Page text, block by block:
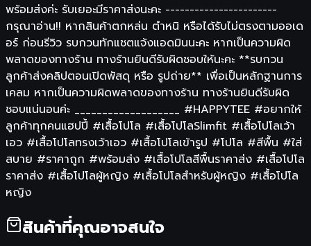
พร้อมส่งค่ะ รับเยอะมีราคาส่งนะคะ -----------------------
กรุณาอ่าน!! หากสินค้าตกหล่น ตำหนิ หรือได้รับไม่ตรงตามออเด
อร์ ก่อนรีวิว รบกวนทักแชตแจ้งแอดมินนะคะ หากเป็นความผิด
พลาดของทางร้าน ทางร้านยินดีรับผิดชอบให้นะคะ **รบกวน
ลูกค้าส่งคลิปตอนเปิดพัสดุ หรือ รูปถ่าย** เพื่อเป็นหลักฐานการ
เคลม หากเป็นความผิดพลาดของทางร้าน ทางร้านยินดีรับผิด
ชอบแน่นอนค่ะ ___________________ #HAPPYTEE #อยากให้
ลูกค้าทุกคนแฮปปี้ #เสื้อโปโล #เสื้อโปโลSlimfit #เสื้อโปโลเว้า
เอว #เสื้อโปโลทรงเว้าเอว #เสื้อโปโลเข้ารูป #โปโล #สีพื้น #ใส่
สบาย #ราคาถูก #พร้อมส่ง #เสื้อโปโลสีพื้นราคาส่ง #เสื้อโปโล
ราคาส่ง #เสื้อโปโลผู้หญิง #เสื้อโปโลสำหรับผู้หญิง #เสื้อโปโล
หญิง
สินค้าที่คุณอาจสนใจ